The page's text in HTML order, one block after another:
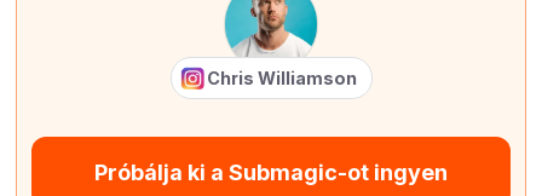
Chris Williamson
Próbálja ki a Submagic-ot ingyen